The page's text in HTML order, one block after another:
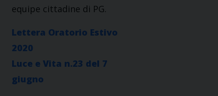
equipe cittadine di PG.
Lettera Oratorio Estivo
2020
Luce e Vita n.23 del 7
giugno